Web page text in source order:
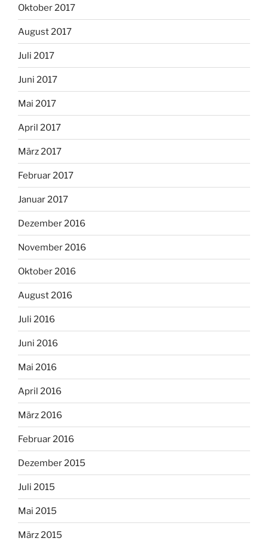
Oktober 2017
August 2017
Juli 2017
Juni 2017
Mai 2017
April 2017
März 2017
Februar 2017
Januar 2017
Dezember 2016
November 2016
Oktober 2016
August 2016
Juli 2016
Juni 2016
Mai 2016
April 2016
März 2016
Februar 2016
Dezember 2015
Juli 2015
Mai 2015
März 2015